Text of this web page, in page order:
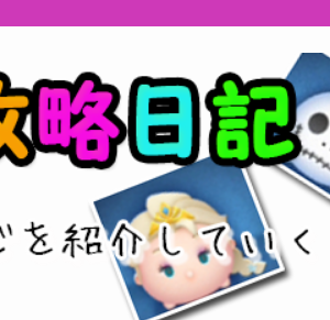
報を最速で提供しビンゴのおすすめツム・キャ